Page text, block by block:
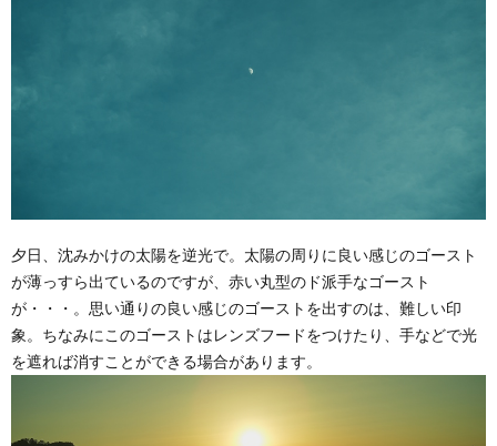
夕日、沈みかけの太陽を逆光で。太陽の周りに良い感じのゴースト
が薄っすら出ているのですが、赤い丸型のド派手なゴースト
が・・・。思い通りの良い感じのゴーストを出すのは、難しい印
象。ちなみにこのゴーストはレンズフードをつけたり、手などで光
を遮れば消すことができる場合があります。